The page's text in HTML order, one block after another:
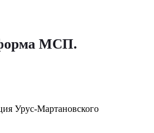
МСП.
Урус-Мартановского